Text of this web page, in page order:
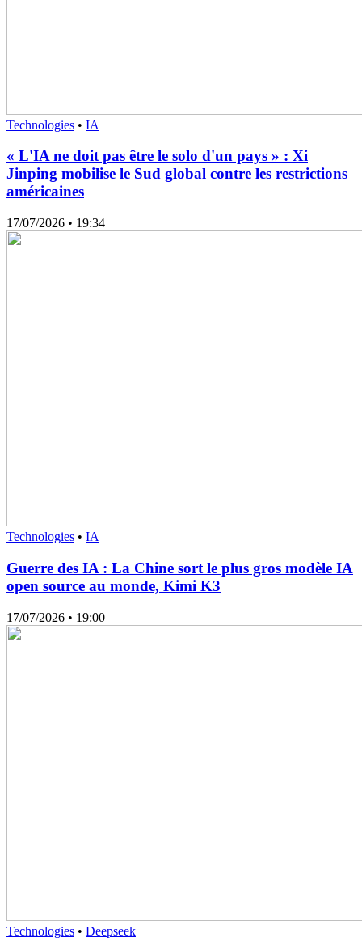
Technologies • IA
« L'IA ne doit pas être le solo d'un pays » : Xi
Jinping mobilise le Sud global contre les restrictions
américaines
17/07/2026 • 19:34
Technologies • IA
Guerre des IA : La Chine sort le plus gros modèle IA
open source au monde, Kimi K3
17/07/2026 • 19:00
Technologies • Deepseek